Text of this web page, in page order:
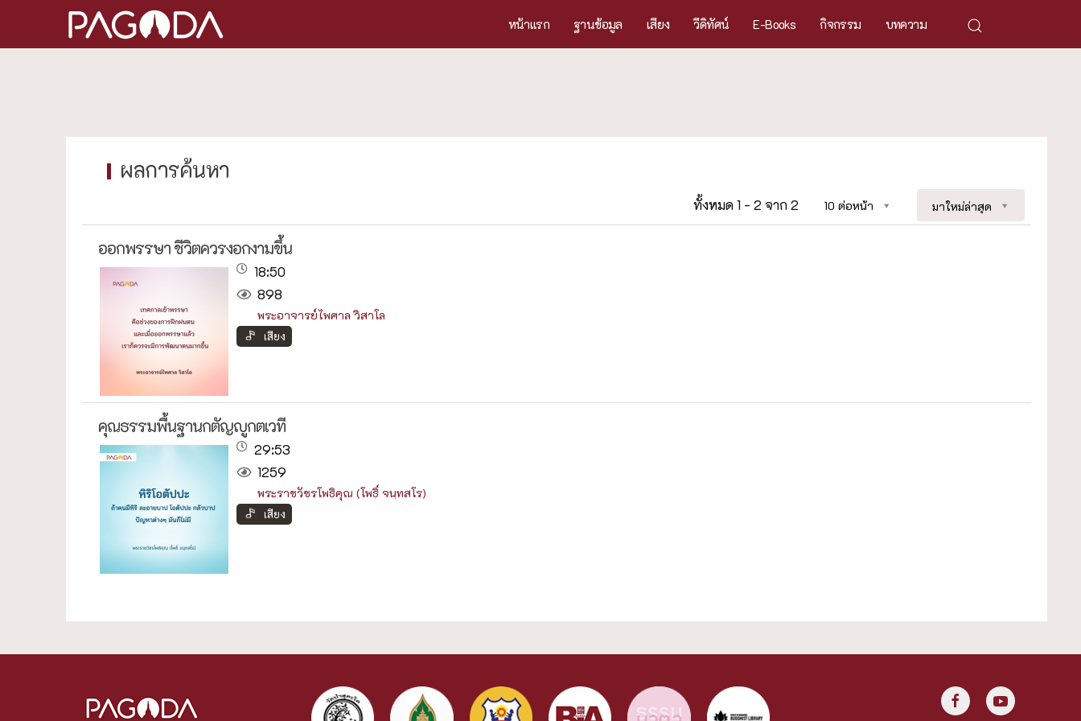
หน้าแรก ฐานข้อมูล เสียง วีดิทัศน์ E-Books กิจกรรม บทความ
ทั้งหมด 1 - 2 จาก 2 10 ต่อหน้า มาใหม่ล่าสุด
ออกพรรษา ชีวิตควรงอกงามขึ้น
18:50
898
พระอาจารย์ไพศาล วิสาโล
เสียง
คุณธรรมพื้นฐานกตัญญูกตเวที
29:53
1259
พระราชวัชรโพธิคุณ (โพธิ์ จนฺทสโร)
เสียง